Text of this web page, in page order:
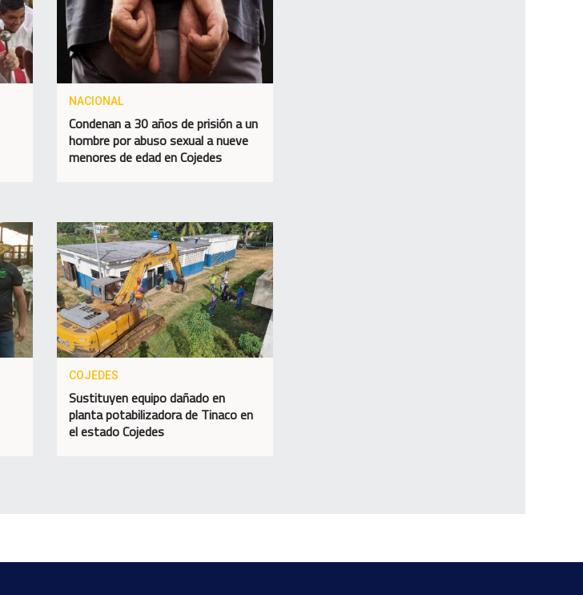
NACIONAL
Condenan a 30 años de prisión a un
hombre por abuso sexual a nueve
menores de edad en Cojedes
COJEDES
Sustituyen equipo dañado en
planta potabilizadora de Tinaco en
el estado Cojedes